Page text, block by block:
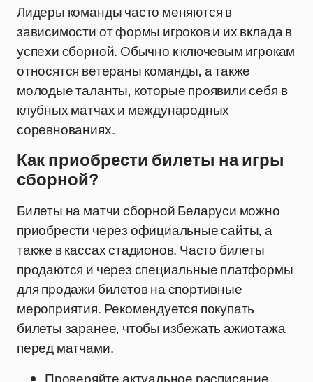
Лидеры команды часто меняются в
зависимости от формы игроков и их вклада в
успехи сборной. Обычно к ключевым игрокам
относятся ветераны команды, а также
молодые таланты, которые проявили себя в
клубных матчах и международных
соревнованиях.
Как приобрести билеты на игры
сборной?
Билеты на матчи сборной Беларуси можно
приобрести через официальные сайты, а
также в кассах стадионов. Часто билеты
продаются и через специальные платформы
для продажи билетов на спортивные
мероприятия. Рекомендуется покупать
билеты заранее, чтобы избежать ажиотажа
перед матчами.